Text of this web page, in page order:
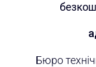
Бюро